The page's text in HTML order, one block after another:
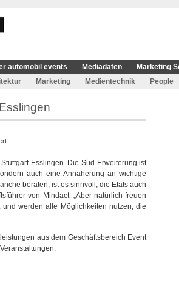
automobil events Mediadaten
Marketing
Marketing Medientechnik People
für
eröffnet
weiteren
Standort
in
Stuttgart-
Esslingen. Die Süd-Erweiterung ist
auch eine Annäherung an wichtige
beraten, ist es sinnvoll, die Etats auch
von Mindact. „Aber natürlich freuen
werden alle Möglichkeiten nutzen, die
aus dem Geschäftsbereich Event